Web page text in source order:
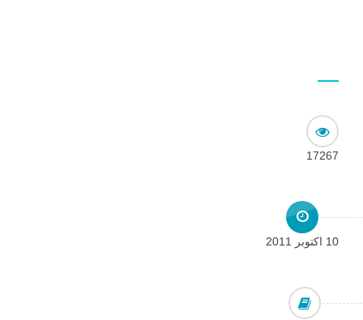
17267
10 اكتوبر 2011